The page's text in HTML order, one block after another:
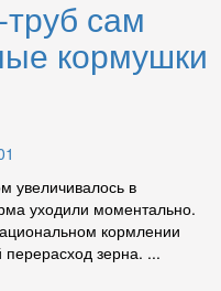
сам
кормушки
увеличивалось в
уходили моментально.
кормлении
зерна. ...